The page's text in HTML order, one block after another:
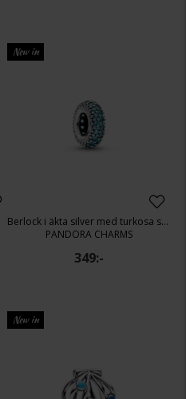
New in
Berlock i äkta silver med turkosa stenar
PANDORA CHARMS
349:-
New in